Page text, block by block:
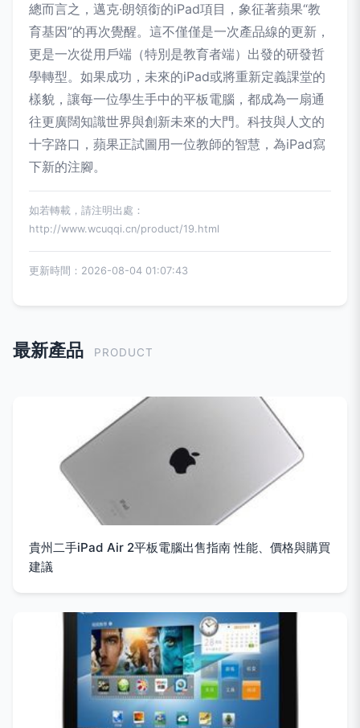
總而言之，邁克·朗領銜的iPad項目，象征著蘋果“教
育基因”的再次覺醒。這不僅僅是一次產品線的更新，
更是一次從用戶端（特別是教育者端）出發的研發哲
學轉型。如果成功，未來的iPad或將重新定義課堂的
樣貌，讓每一位學生手中的平板電腦，都成為一扇通
往更廣闊知識世界與創新未來的大門。科技與人文的
十字路口，蘋果正試圖用一位教師的智慧，為iPad寫
下新的注腳。
如若轉載，請注明出處：
http://www.wcuqqi.cn/product/19.html
更新時間：2026-08-04 01:07:43
最新產品 PRODUCT
貴州二手iPad Air 2平板電腦出售指南 性能、價格與購買
建議